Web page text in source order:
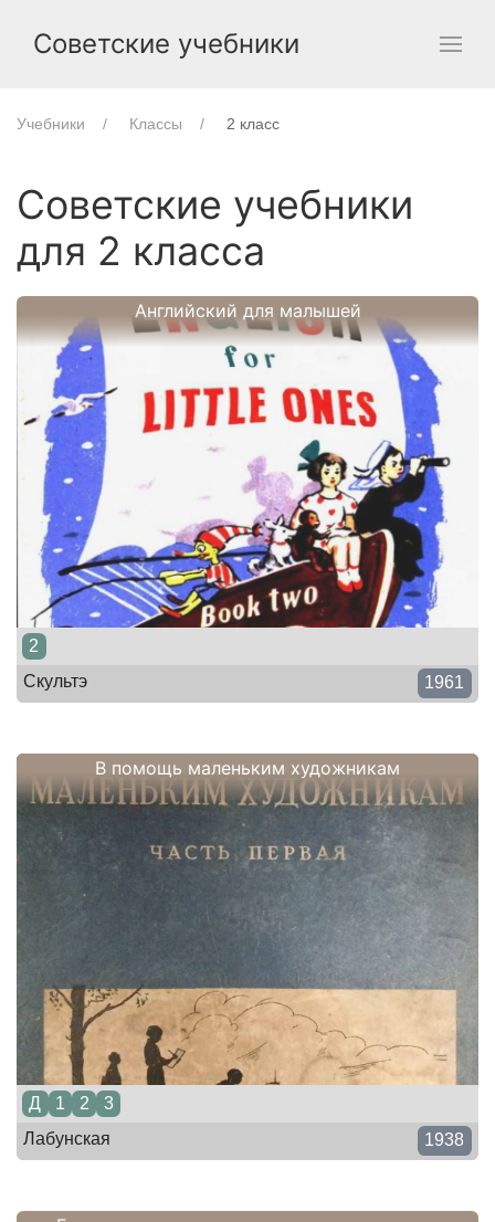
Советские учебники
Учебники Классы 2 класс
Советские учебники
для 2 класса
Английский для малышей
2
Скультэ
1961
В помощь маленьким художникам
Д 1 2
3
Лабунская
1938